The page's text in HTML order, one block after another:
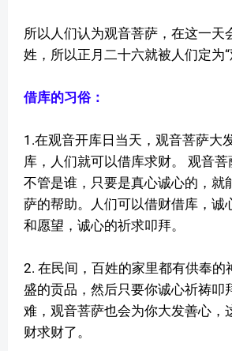
所以人们认为观音菩萨，在这一天
姓，所以正月二十六就被人们定为“
借库的习俗：
1.在观音开库日当天，观音菩萨大
库，人们就可以借库求财。 观音菩
不管是谁，只要是真心诚心的，就
萨的帮助。人们可以借财借库，诚
和愿望，诚心的祈求叩拜。
2. 在民间，百姓的家里都有供奉的
盛的贡品，然后只要你诚心祈祷叩
难，观音菩萨也会为你大发善心，
财求财了。